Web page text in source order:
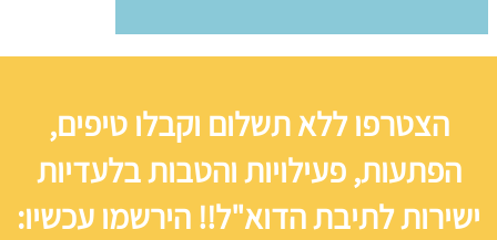
הצטרפו ללא תשלום וקבלו טיפים,
הפתעות, פעילויות והטבות בלעדיות
ישירות לתיבת הדוא"ל!! הירשמו עכשיו: